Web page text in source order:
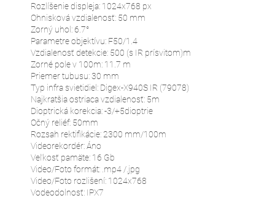
Rozlíšenie displeja: 1024x768 px
Ohnisková vzdialenosť: 50 mm
Zorný uhol: 6.7°
Parametre objektívu: F50/1.4
Vzdialenosť detekcie: 500 (s IR prísvitom)m
Zorné pole v 100m: 11.7 m
Priemer tubusu: 30 mm
Typ infra svietidiel: Digex-X940S IR (79078)
Najkratšia ostriaca vzdialenosť: 5m
Dioptrická korekcia: -3/+5dioptrie
Očný reliéf: 50mm
Rozsah rektifikácie: 2300 mm/100m
Videorekordér: Áno
Veľkosť pamäte: 16 Gb
Video/Foto formát: .mp4 /.jpg
Video/Foto rozlišení: 1024x768
Vodeodolnosť: IPX7